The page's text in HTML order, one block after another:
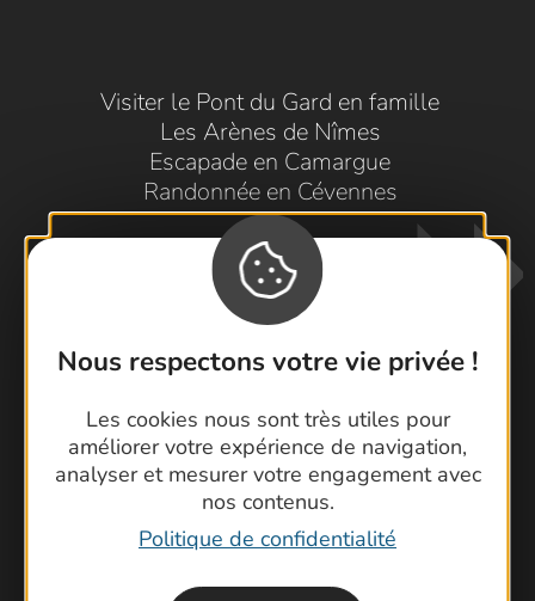
Nous respectons votre vie privée !
Les cookies nous sont très utiles pour
améliorer votre expérience de navigation,
analyser et mesurer votre engagement avec
nos contenus.
Politique de confidentialité
Visiter le Pont du Gard en famille
Les Arènes de Nîmes
Escapade en Camargue
Randonnée en Cévennes
Contactez-nous !
Foire aux questions
Brochures
Cartoguides et Topoguides
Latitude Gard